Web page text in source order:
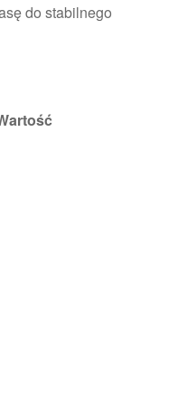
do stabilnego